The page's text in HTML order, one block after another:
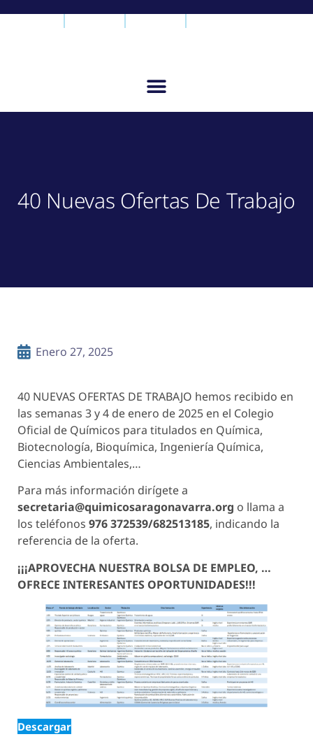
40 Nuevas Ofertas De Trabajo
Enero 27, 2025
40 NUEVAS OFERTAS DE TRABAJO hemos recibido en
las semanas 3 y 4 de enero de 2025 en el Colegio
Oficial de Químicos para titulados en Química,
Biotecnología, Bioquímica, Ingeniería Química,
Ciencias Ambientales,…
Para más información dirígete a
secretaria@quimicosaragonavarra.org o llama a
los teléfonos 976 372539/682513185, indicando la
referencia de la oferta.
¡¡¡APROVECHA NUESTRA BOLSA DE EMPLEO, …
OFRECE INTERESANTES OPORTUNIDADES!!!
Descargar